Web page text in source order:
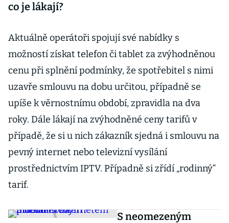
co je lákají?
Aktuálně operátoři spojují své nabídky s
možností získat telefon či tablet za zvýhodněnou
cenu při splnění podmínky, že spotřebitel s nimi
uzavře smlouvu na dobu určitou, případně se
upíše k věrnostnímu období, zpravidla na dva
roky. Dále lákají na zvýhodněné ceny tarifů v
případě, že si u nich zákazník sjedná i smlouvu na
pevný internet nebo televizní vysílání
prostřednictvím IPTV. Případně si zřídí „rodinný“
tarif.
S neomezeným